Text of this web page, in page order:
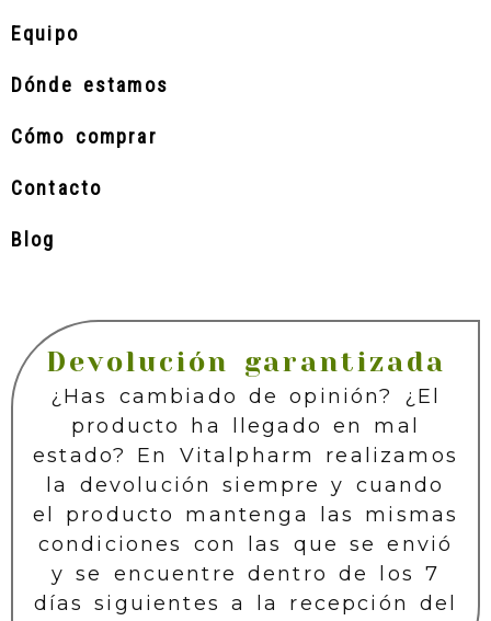
Equipo
Dónde estamos
Cómo comprar
Contacto
Blog
Devolución garantizada
¿Has cambiado de opinión? ¿El
producto ha llegado en mal
estado? En Vitalpharm realizamos
la devolución siempre y cuando
el producto mantenga las mismas
condiciones con las que se envió
y se encuentre dentro de los 7
días siguientes a la recepción del